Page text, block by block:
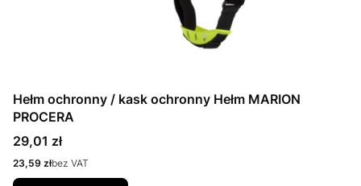
Hełm ochronny / kask ochronny Hełm MARION
PROCERA
Cena
29,01 zł
Cena
23,59 złbez VAT